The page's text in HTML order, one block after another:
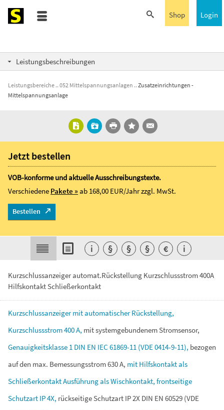
Login
Shop
Leistungsbeschreibungen
Leistungsbereiche 052 Mittelspannungsanlagen
Zusatzeinrichtungen -
Mittelspannungsanlage
Kurzschlussanzeiger automat.Rückstellung Kurzschlussstrom 400A
Hilfskontakt Schließerkontakt
KurzschlussanzeigermitautomatischerRückstellung,
Kurzschlussstrom400A, mitsystemgebundenemStromsensor,
Genauigkeitsklasse 1 DIN EN IEC 61869-11 (VDE0414-9-11), bezogen
aufden max. Bemessungsstrom630A, mit Hilfskontaktals
SchließerkontaktAusführungalsWischkontakt, frontseitige
Schutzart IP4X, rückseitigeSchutzart IP2X DIN EN 60529 (VDE
Jetzt bestellen
VOB-konforme und aktuelle Ausschreibungstexte.
Verschiedene Pakete »ab 168,00 EUR/Jahrzzgl. MwSt.
Bestellen
i § § § € i